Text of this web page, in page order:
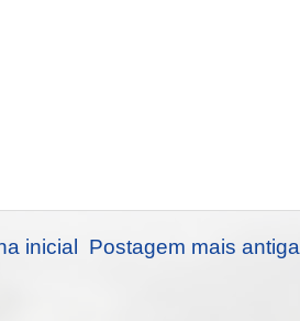
Postagem mais antiga
inicial